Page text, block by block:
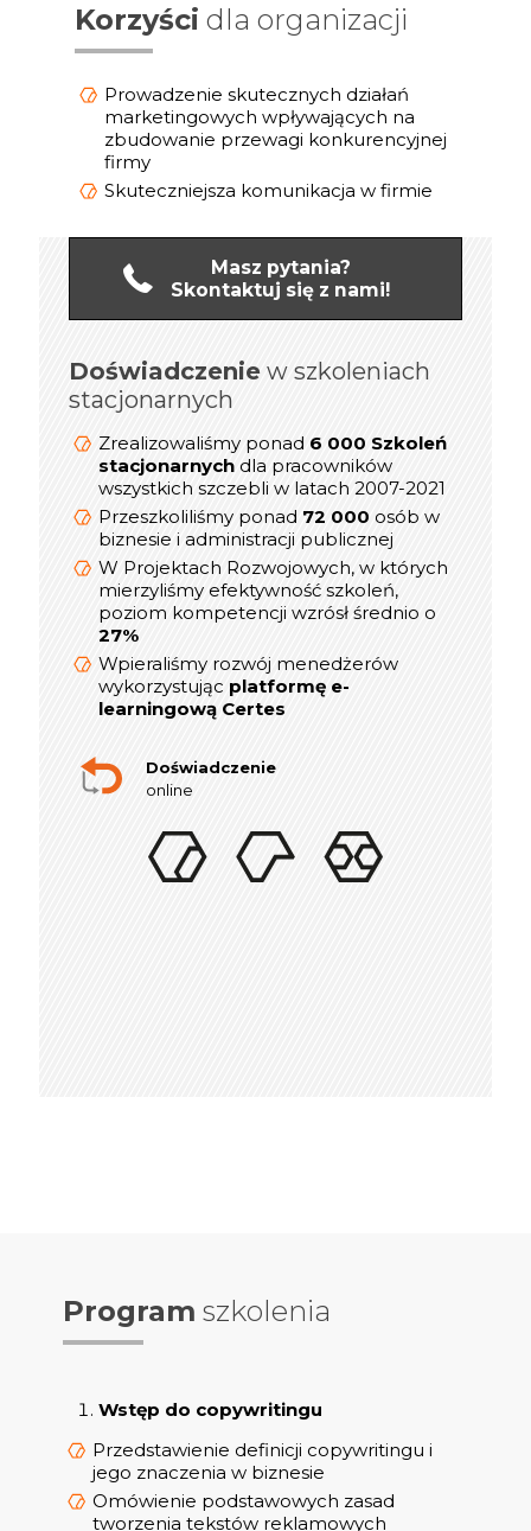
Korzyści dla organizacji
Prowadzenie skutecznych działań
marketingowych wpływających na
zbudowanie przewagi konkurencyjnej
firmy
Skuteczniejsza komunikacja w firmie
Masz pytania?
Skontaktuj się z nami!
Doświadczenie w szkoleniach
stacjonarnych
Zrealizowaliśmy ponad 6 000 Szkoleń
stacjonarnych dla pracowników
wszystkich szczebli w latach 2007-2021
Przeszkoliliśmy ponad 72 000 osób w
biznesie i administracji publicznej
W Projektach Rozwojowych, w których
mierzyliśmy efektywność szkoleń,
poziom kompetencji wzrósł średnio o
27%
Wpieraliśmy rozwój menedżerów
wykorzystując platformę e-
learningową Certes
Doświadczenie
online
Doświadczenie
online
Zrealizowaliśmy ponad
1 200 Szkoleń
online/Webinarów
dla kadry
Menedżerskiej w latach 2019-2021
Przeszkoliliśmy ponad
800
prezesów,
dyrektorów, menedżerów i
kierowników
W Projektach Rozwojowych, w których
mierzyliśmy efektywność szkoleń,
poziom kompetencji wzrósł średnio o
Wpieraliśmy rozwój menedżerów
wykorzystując
platformę e-
learningową Certes
indywidualnych sesji rozwojowych
online dla Menedżerów i Dyrektorów
Doświadczenie
w szkoleniach stacjonarnych
Program szkolenia
Wstęp do copywritingu
Przedstawienie definicji copywritingu i
jego znaczenia w biznesie
Omówienie podstawowych zasad
tworzenia tekstów reklamowych